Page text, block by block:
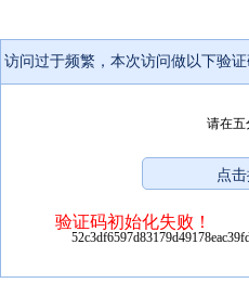
访问过于频繁，本次访问做以下验证
请在五
验证码初始化失败！